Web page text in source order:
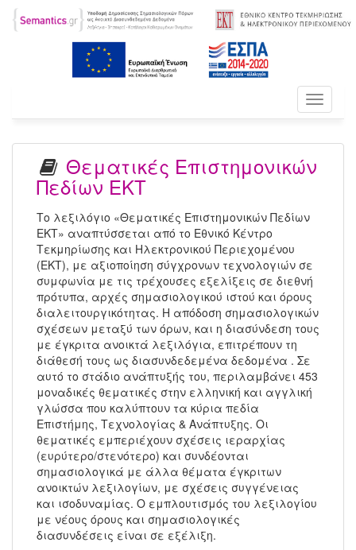
Toggle
Θεματικές Επιστημονικών
Πεδίων ΕΚΤ
Το λεξιλόγιο «Θεματικές Επιστημονικών Πεδίων
ΕΚΤ» αναπτύσσεται από το Εθνικό Κέντρο
Τεκμηρίωσης και Ηλεκτρονικού Περιεχομένου
(ΕΚΤ), με αξιοποίηση σύγχρονων τεχνολογιών σε
συμφωνία με τις τρέχουσες εξελίξεις σε διεθνή
πρότυπα, αρχές σημασιολογικού ιστού και όρους
διαλειτουργικότητας. Η απόδοση σημασιολογικών
σχέσεων μεταξύ των όρων, και η διασύνδεση τους
με έγκριτα ανοικτά λεξιλόγια, επιτρέπουν τη
διάθεσή τους ως διασυνδεδεμένα δεδομένα . Σε
αυτό το στάδιο ανάπτυξής του, περιλαμβάνει 453
μοναδικές θεματικές στην ελληνική και αγγλική
γλώσσα που καλύπτουν τα κύρια πεδία
Επιστήμης, Τεχνολογίας & Ανάπτυξης. Οι
θεματικές εμπεριέχουν σχέσεις ιεραρχίας
(ευρύτερο/στενότερο) και συνδέονται
σημασιολογικά με άλλα θέματα έγκριτων
ανοικτών λεξιλογίων, με σχέσεις συγγένειας
και ισοδυναμίας. Ο εμπλουτισμός του λεξιλογίου
με νέους όρους και σημασιολογικές
διασυνδέσεις είναι σε εξέλιξη.